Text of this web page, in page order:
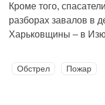
Кроме того,
разборах завалов в
Харьковщины – в
Обстрел Пожар